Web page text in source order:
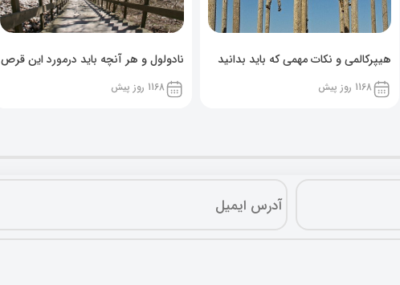
هیپرکالمی و نکات مهمی که باید بدانید
1168 روز پیش
نادولول و هر آنچه باید درمورد این قرص
خوراکی بدانید!
1168 روز پیش